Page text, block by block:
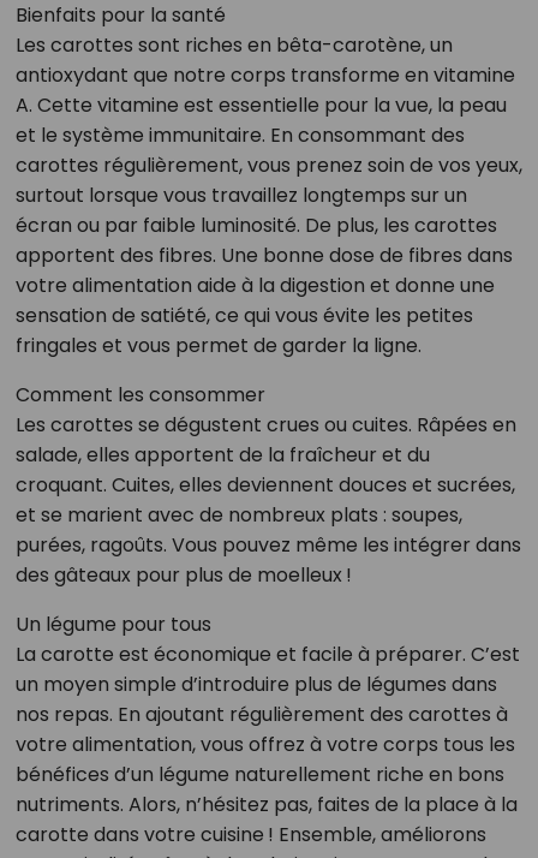
Bienfaits pour la santé
Les carottes sont riches en bêta-carotène, un
antioxydant que notre corps transforme en vitamine
A. Cette vitamine est essentielle pour la vue, la peau
et le système immunitaire. En consommant des
carottes régulièrement, vous prenez soin de vos yeux,
surtout lorsque vous travaillez longtemps sur un
écran ou par faible luminosité. De plus, les carottes
apportent des fibres. Une bonne dose de fibres dans
votre alimentation aide à la digestion et donne une
sensation de satiété, ce qui vous évite les petites
fringales et vous permet de garder la ligne.
Comment les consommer
Les carottes se dégustent crues ou cuites. Râpées en
salade, elles apportent de la fraîcheur et du
croquant. Cuites, elles deviennent douces et sucrées,
et se marient avec de nombreux plats : soupes,
purées, ragoûts. Vous pouvez même les intégrer dans
des gâteaux pour plus de moelleux !
Un légume pour tous
La carotte est économique et facile à préparer. C’est
un moyen simple d’introduire plus de légumes dans
nos repas. En ajoutant régulièrement des carottes à
votre alimentation, vous offrez à votre corps tous les
bénéfices d’un légume naturellement riche en bons
nutriments. Alors, n’hésitez pas, faites de la place à la
carotte dans votre cuisine ! Ensemble, améliorons